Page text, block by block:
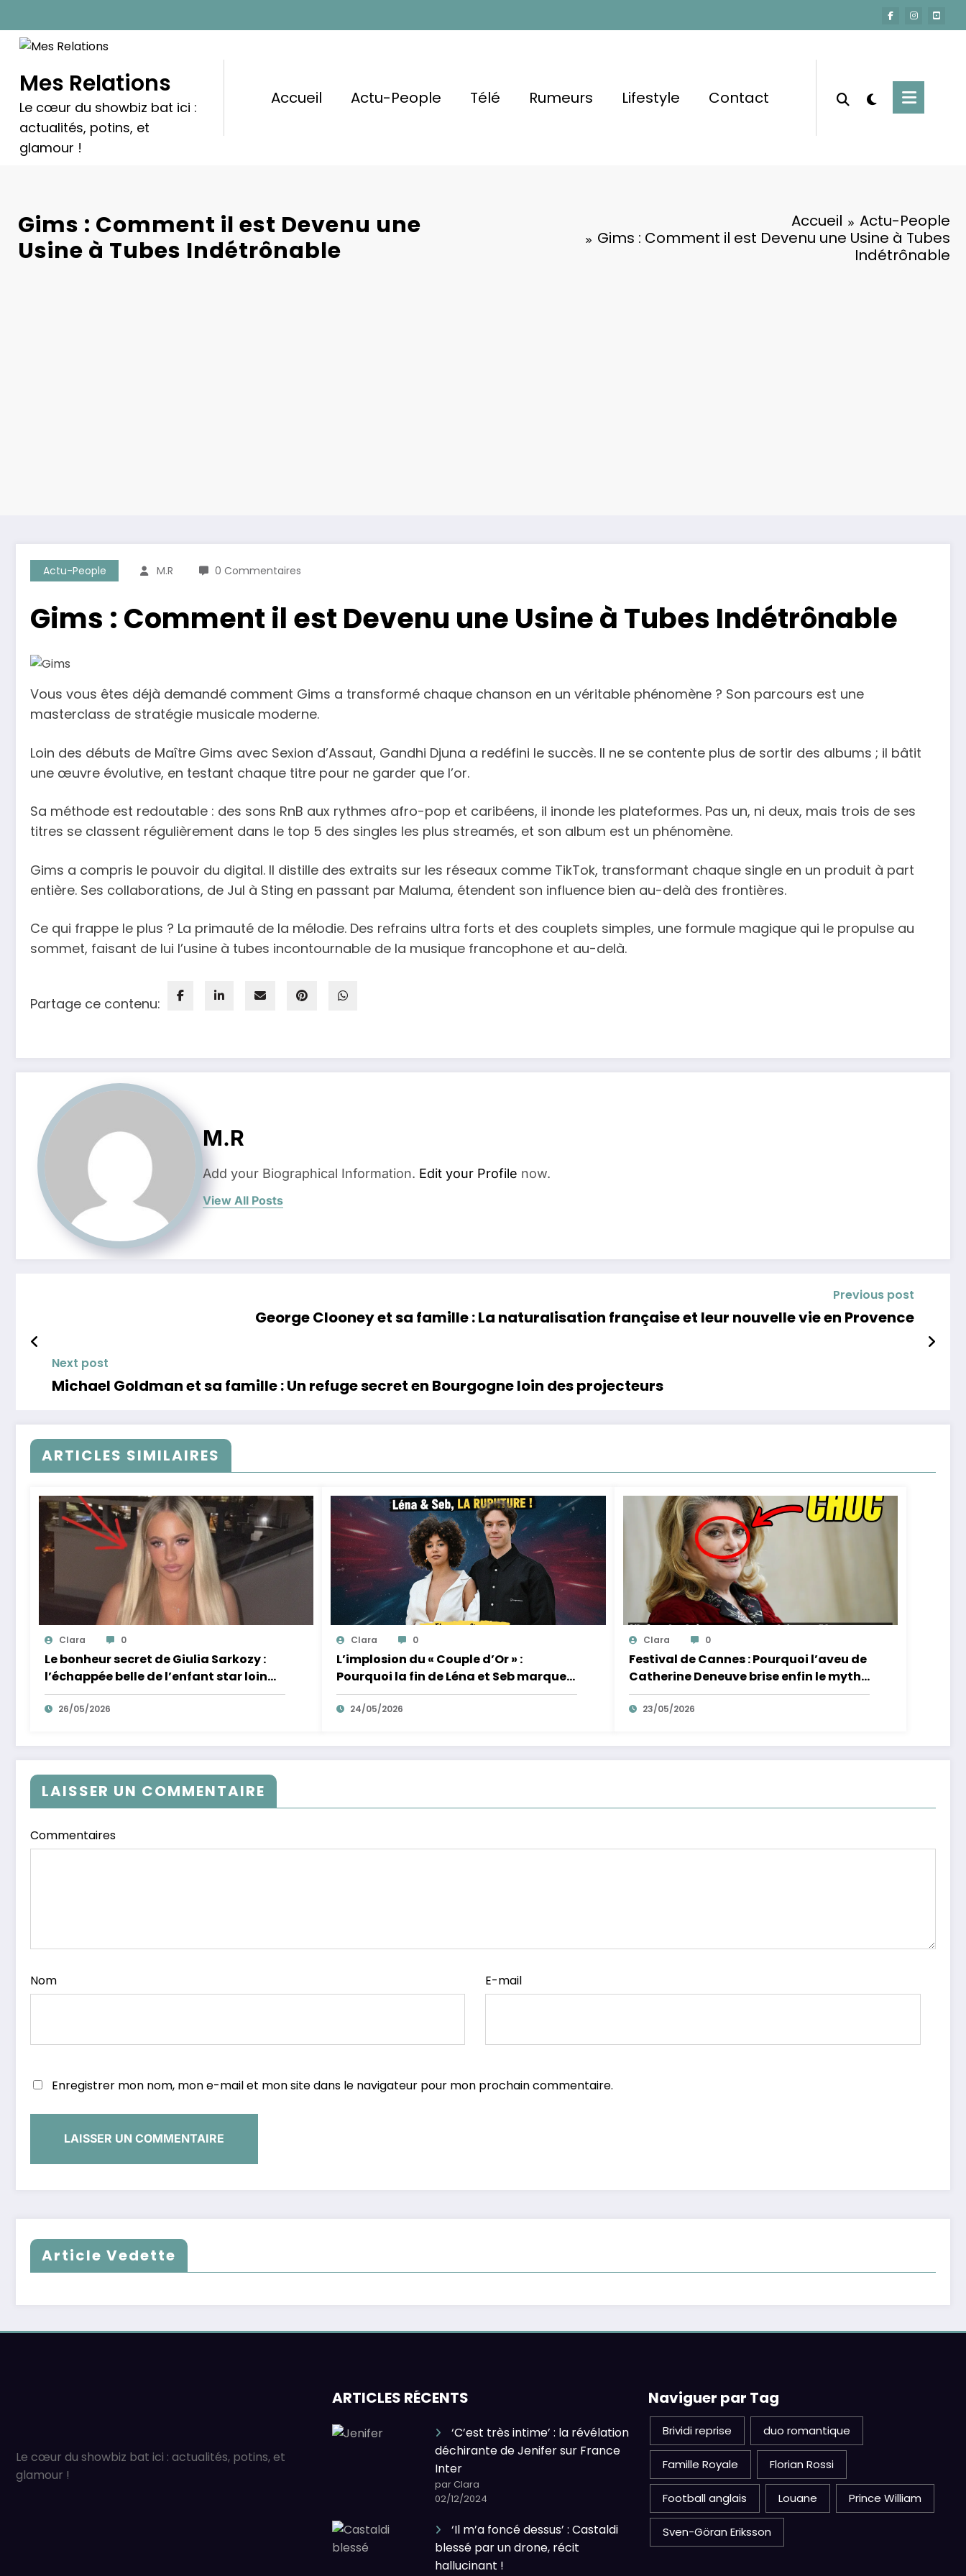
au
contenu
Mes Relations
Le cœur du showbiz bat ici :
actualités, potins, et
glamour !
Accueil Actu-People Télé Rumeurs Lifestyle Contact
Gims : Comment il est Devenu une
Usine à Tubes Indétrônable
Accueil
Actu-People
Gims : Comment il est Devenu une Usine à Tubes
Indétrônable
Actu-People M.R 0 Commentaires
Gims : Comment il est Devenu une Usine à Tubes Indétrônable
Vous vous êtes déjà demandé comment Gims a transformé chaque chanson en un véritable phénomène ? Son parcours est une
masterclass de stratégie musicale moderne.
Loin des débuts de Maître Gims avec Sexion d’Assaut, Gandhi Djuna a redéfini le succès. Il ne se contente plus de sortir des albums ; il bâtit
une œuvre évolutive, en testant chaque titre pour ne garder que l’or.
Sa méthode est redoutable : des sons RnB aux rythmes afro-pop et caribéens, il inonde les plateformes. Pas un, ni deux, mais trois de ses
titres se classent régulièrement dans le top 5 des singles les plus streamés, et son album est un phénomène.
Gims a compris le pouvoir du digital. Il distille des extraits sur les réseaux comme TikTok, transformant chaque single en un produit à part
entière. Ses collaborations, de Jul à Sting en passant par Maluma, étendent son influence bien au-delà des frontières.
Ce qui frappe le plus ? La primauté de la mélodie. Des refrains ultra forts et des couplets simples, une formule magique qui le propulse au
sommet, faisant de lui l’usine à tubes incontournable de la musique francophone et au-delà.
Partage ce contenu:
M.R
Add your Biographical Information. Edit your Profile now.
View All Posts
Previous post
George Clooney et sa famille : La naturalisation française et leur nouvelle vie en Provence
Next post
Michael Goldman et sa famille : Un refuge secret en Bourgogne loin des projecteurs
ARTICLES SIMILAIRES
Clara 0
Le bonheur secret de Giulia Sarkozy :
l’échappée belle de l’enfant star loin
des tumultes familiaux.
26/05/2026
Clara 0
L’implosion du « Couple d’Or » :
Pourquoi la fin de Léna et Seb marque
la fin de l’innocence sur YouTube
24/05/2026
Clara 0
Festival de Cannes : Pourquoi l’aveu de
Catherine Deneuve brise enfin le mythe
de la Croisette
23/05/2026
LAISSER UN COMMENTAIRE
Commentaires
Nom E-mail
Enregistrer mon nom, mon e-mail et mon site dans le navigateur pour mon prochain commentaire.
Article Vedette
Le cœur du showbiz bat ici : actualités, potins, et
glamour !
ARTICLES RÉCENTS
‘C’est très intime’ : la révélation
déchirante de Jenifer sur France
Inter
par Clara
02/12/2024
‘Il m’a foncé dessus’ : Castaldi
blessé par un drone, récit
hallucinant !
Naviguer par Tag
Brividi reprise duo romantique
Famille Royale Florian Rossi
Football anglais Louane Prince William
Sven-Göran Eriksson